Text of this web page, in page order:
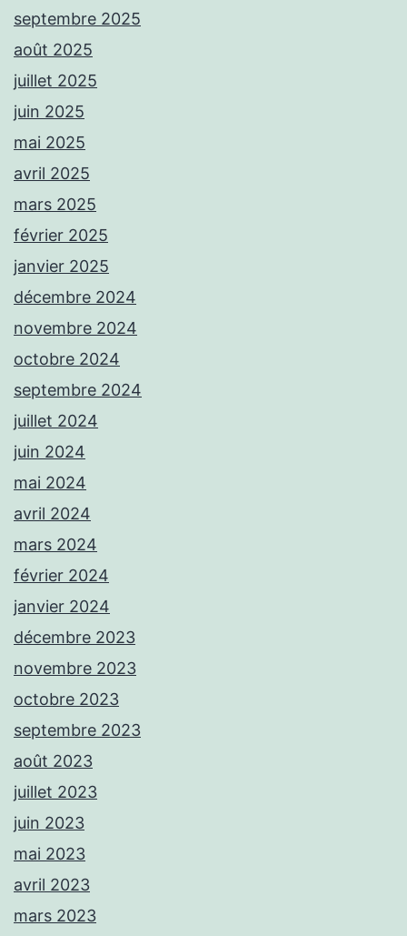
septembre 2025
août 2025
juillet 2025
juin 2025
mai 2025
avril 2025
mars 2025
février 2025
janvier 2025
décembre 2024
novembre 2024
octobre 2024
septembre 2024
juillet 2024
juin 2024
mai 2024
avril 2024
mars 2024
février 2024
janvier 2024
décembre 2023
novembre 2023
octobre 2023
septembre 2023
août 2023
juillet 2023
juin 2023
mai 2023
avril 2023
mars 2023